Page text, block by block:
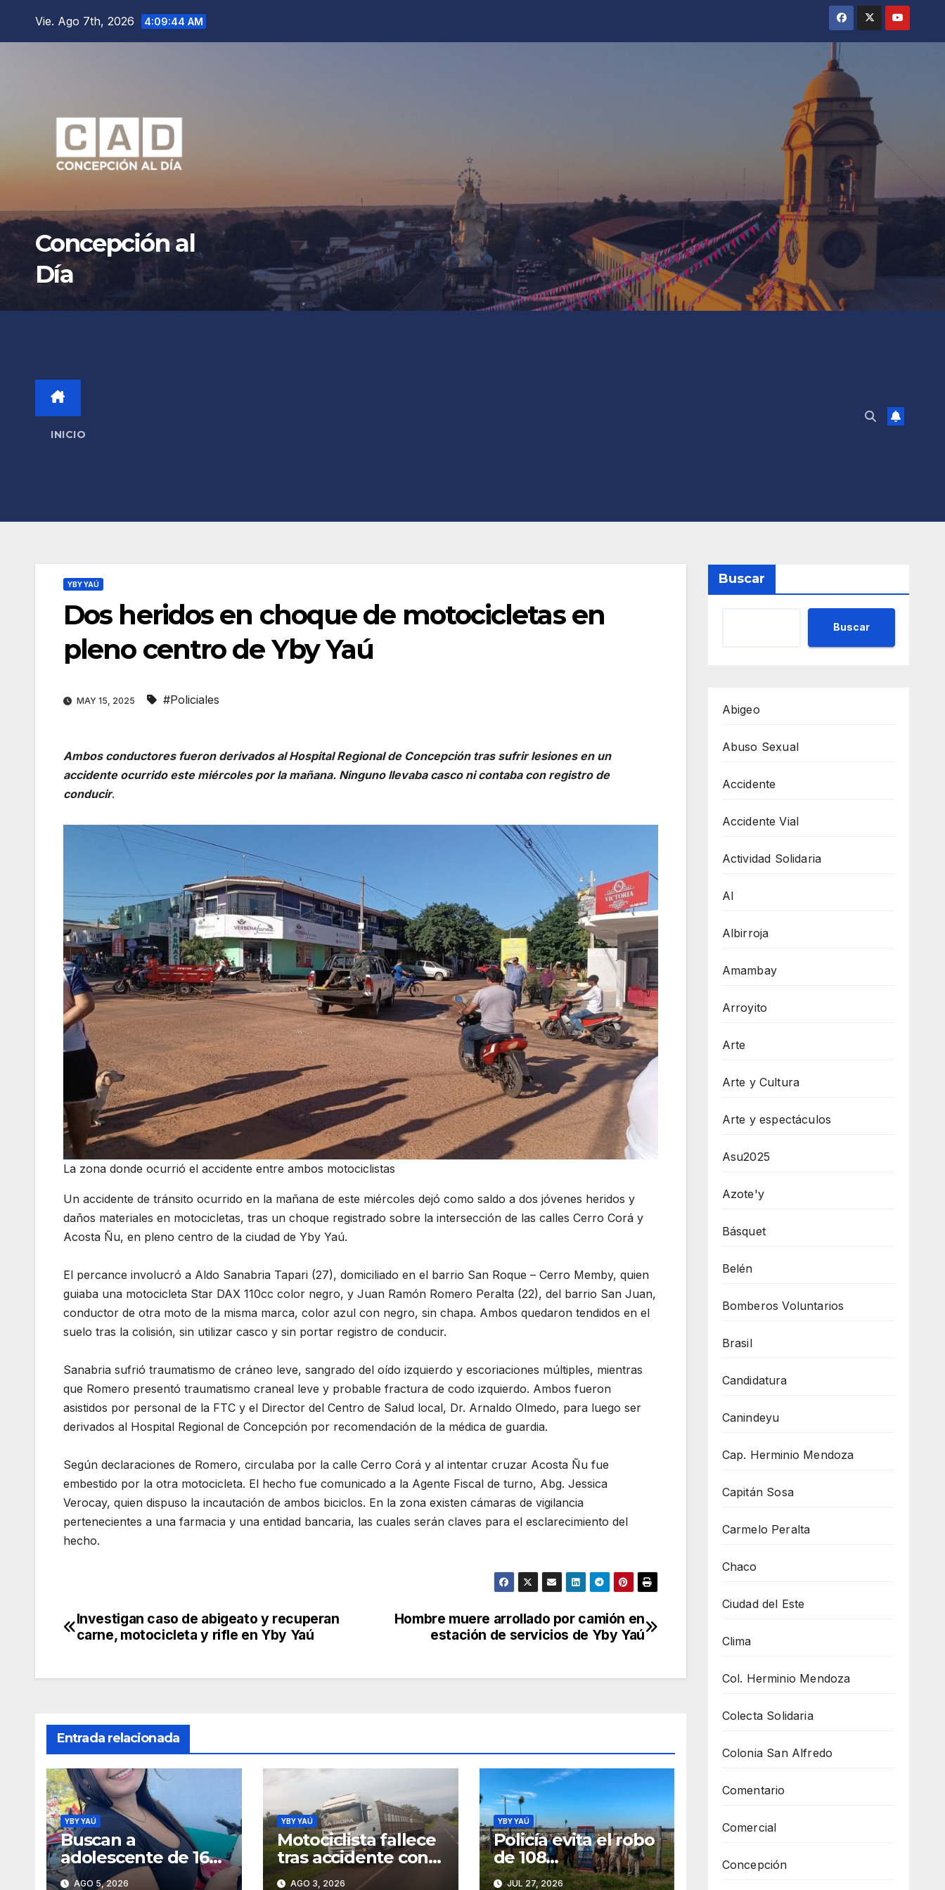
Vie. Ago 7th, 2026 4:09:46 AM
Concepción al
Día
INICIO
YBY YAÚ
Dos heridos en choque de motocicletas en
pleno centro de Yby Yaú
MAY 15, 2025 #Policiales
Ambos conductores fueron derivados al Hospital Regional de Concepción tras sufrir lesiones en un
accidente ocurrido este miércoles por la mañana. Ninguno llevaba casco ni contaba con registro de
conducir.
La zona donde ocurrió el accidente entre ambos motociclistas
Un accidente de tránsito ocurrido en la mañana de este miércoles dejó como saldo a dos jóvenes heridos y
daños materiales en motocicletas, tras un choque registrado sobre la intersección de las calles Cerro Corá y
Acosta Ñu, en pleno centro de la ciudad de Yby Yaú.
El percance involucró a Aldo Sanabria Tapari (27), domiciliado en el barrio San Roque – Cerro Memby, quien
guiaba una motocicleta Star DAX 110cc color negro, y Juan Ramón Romero Peralta (22), del barrio San Juan,
conductor de otra moto de la misma marca, color azul con negro, sin chapa. Ambos quedaron tendidos en el
suelo tras la colisión, sin utilizar casco y sin portar registro de conducir.
Sanabria sufrió traumatismo de cráneo leve, sangrado del oído izquierdo y escoriaciones múltiples, mientras
que Romero presentó traumatismo craneal leve y probable fractura de codo izquierdo. Ambos fueron
asistidos por personal de la FTC y el Director del Centro de Salud local, Dr. Arnaldo Olmedo, para luego ser
derivados al Hospital Regional de Concepción por recomendación de la médica de guardia.
Según declaraciones de Romero, circulaba por la calle Cerro Corá y al intentar cruzar Acosta Ñu fue
embestido por la otra motocicleta. El hecho fue comunicado a la Agente Fiscal de turno, Abg. Jessica
Verocay, quien dispuso la incautación de ambos biciclos. En la zona existen cámaras de vigilancia
pertenecientes a una farmacia y una entidad bancaria, las cuales serán claves para el esclarecimiento del
hecho.
Navegación
entradas
Hombre muere arrollado por camión en
estación de servicios de Yby Yaú
Investigan caso de abigeato y recuperan
carne, motocicleta y rifle en Yby Yaú
Entrada relacionada
YBY YAÚ
Buscan a
adolescente de 16
años que no
AGO 5, 2026
YBY YAÚ
Motociclista fallece
tras accidente con
un tractocamión
AGO 3, 2026
YBY YAÚ
Policía evita el robo
de 108
desmamantes tras
JUL 27, 2026
Buscar
Buscar
Abigeo
Abuso Sexual
Accidente
Accidente Vial
Actividad Solidaria
AI
Albirroja
Amambay
Arroyito
Arte
Arte y Cultura
Arte y espectáculos
Asu2025
Azote'y
Básquet
Belén
Bomberos Voluntarios
Brasil
Candidatura
Canindeyu
Cap. Herminio Mendoza
Capitán Sosa
Carmelo Peralta
Chaco
Ciudad del Este
Clima
Col. Herminio Mendoza
Colecta Solidaria
Colonia San Alfredo
Comentario
Comercial
Concepción